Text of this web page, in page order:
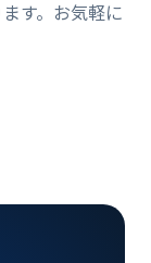
す。お気軽に